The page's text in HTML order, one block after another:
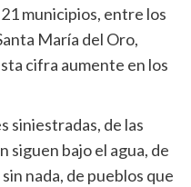
municipios, entre los
María del Oro,
cifra aumente en los
siniestradas, de las
siguen bajo el agua, de
nada, de pueblos que